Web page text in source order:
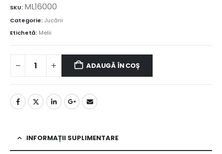
SKU: ML16000
Categorie:Jucării
Etichetă: Melii
ADAUGĂ ÎN COȘ
INFORMAȚII SUPLIMENTARE